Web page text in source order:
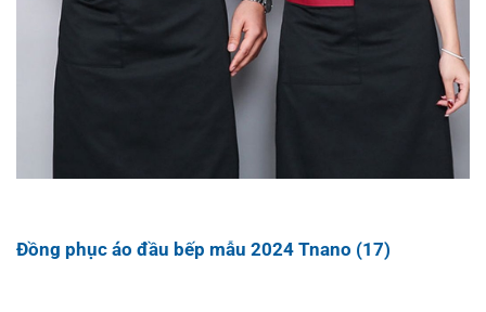
Đồng phục áo đầu bếp mẫu 2024 Tnano (17)